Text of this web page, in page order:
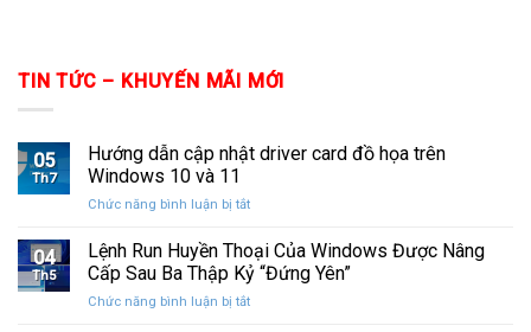
TIN TỨC – KHUYẾN MÃI MỚI
05
Th7
Hướng dẫn cập nhật driver card đồ họa trên
Windows 10 và 11
Chức năng bình luận bị tắtở
dẫn
cập
nhật
driver
04
Th5
Lệnh Run Huyền Thoại Của Windows Được Nâng
Cấp Sau Ba Thập Kỷ “Đứng Yên”
Chức năng bình luận bị tắtở